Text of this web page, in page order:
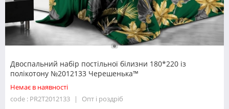
Двоспальний набір постільної білизни 180*220 із
полікотону №2012133 Черешенька™
Немає в наявності
code : PR2T2012133
Опт і роздріб